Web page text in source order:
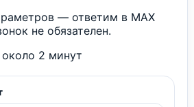
— ответим в MAX
не обязателен.
2 минут